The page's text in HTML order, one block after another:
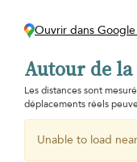
Ouvrir dans
Autour de
Les distances sont
déplacements réels
Unable to load